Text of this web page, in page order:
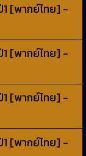
1 [พากย์ไทย] -
1 [พากย์ไทย] -
1 [พากย์ไทย] -
1 [พากย์ไทย] -